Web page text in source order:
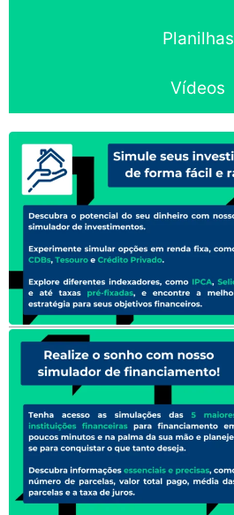
Planilhas
Vídeos